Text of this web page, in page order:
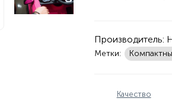
Производитель:
Метки:
Качество